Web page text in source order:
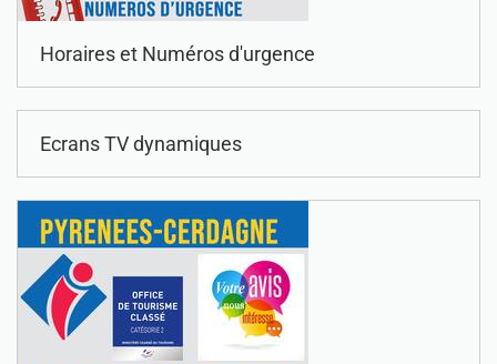
Horaires et Numéros d'urgence
Ecrans TV dynamiques